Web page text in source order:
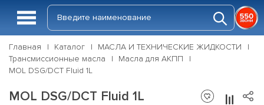
Главная Каталог
МАСЛА И ТЕХНИЧЕСКИЕ ЖИДКОСТИ
Трансмиссионные масла
Масла для АКПП
MOL DSG/DCT Fluid 1L
MOL DSG/DCT Fluid 1L